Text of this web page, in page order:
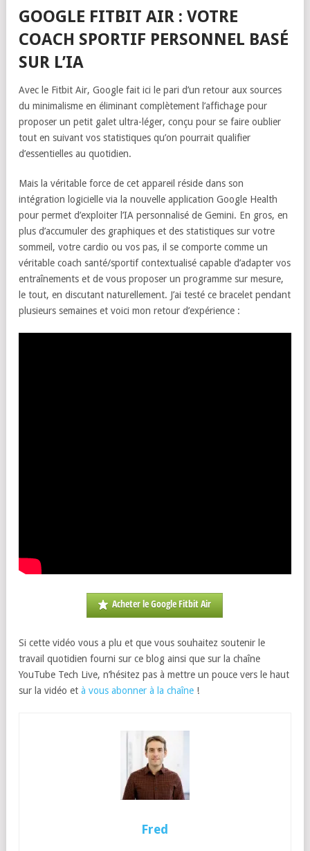
GOOGLE FITBIT AIR : VOTRE
COACH SPORTIF PERSONNEL BASÉ
SUR L’IA
Avec le Fitbit Air, Google fait ici le pari d’un retour aux sources
du minimalisme en éliminant complètement l’affichage pour
proposer un petit galet ultra-léger, conçu pour se faire oublier
tout en suivant vos statistiques qu’on pourrait qualifier
d’essentielles au quotidien.
Mais la véritable force de cet appareil réside dans son
intégration logicielle via la nouvelle application Google Health
pour permet d’exploiter l’IA personnalisé de Gemini. En gros, en
plus d’accumuler des graphiques et des statistiques sur votre
sommeil, votre cardio ou vos pas, il se comporte comme un
véritable coach santé/sportif contextualisé capable d’adapter vos
entraînements et de vous proposer un programme sur mesure,
le tout, en discutant naturellement. J’ai testé ce bracelet pendant
plusieurs semaines et voici mon retour d’expérience :
Acheter le Google Fitbit Air
Si cette vidéo vous a plu et que vous souhaitez soutenir le
travail quotidien fourni sur ce blog ainsi que sur la chaîne
YouTube Tech Live, n’hésitez pas à mettre un pouce vers le haut
sur la vidéo et à vous abonner à la chaîne !
Fred